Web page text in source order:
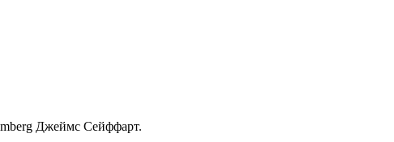
Джеймс Сейффарт.